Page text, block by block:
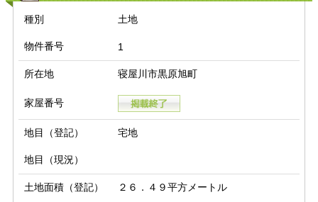
種別 土地
物件番号 1
所在地 寝屋川市黒原旭町
家屋番号
地目（登記） 宅地
地目（現況）
土地面積（登記） ２６．４９平方メートル